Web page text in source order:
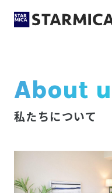
私たちについて
About